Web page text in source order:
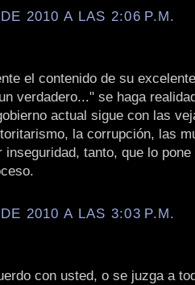
2010 A LAS 2:06 P.M.
el contenido de su
verdadero..." se haga
actual sigue con las
la corrupción, las
inseguridad, tanto, que lo
2010 A LAS 3:03 P.M.
con usted, o se juzga a